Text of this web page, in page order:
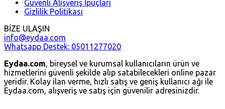
Güvenli Alışveriş İpuçları
Gizlilik Politikası
BİZE ULAŞIN
info@eydaa.com
Whatsapp Destek: 05011277020
Eydaa.com, bireysel ve kurumsal kullanıcıların ürün ve
hizmetlerini güvenli şekilde alıp satabilecekleri online pazar
yeridir. Kolay ilan verme, hızlı satış ve geniş kullanıcı ağı ile
Eydaa.com, alışveriş ve satış için güvenilir adresinizdir.